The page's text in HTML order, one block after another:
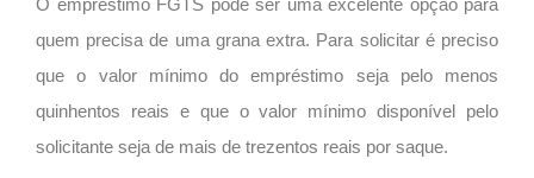
O empréstimo FGTS pode ser uma excelente opção para
quem precisa de uma grana extra. Para solicitar é preciso
que o valor mínimo do empréstimo seja pelo menos
quinhentos reais e que o valor mínimo disponível pelo
solicitante seja de mais de trezentos reais por saque.